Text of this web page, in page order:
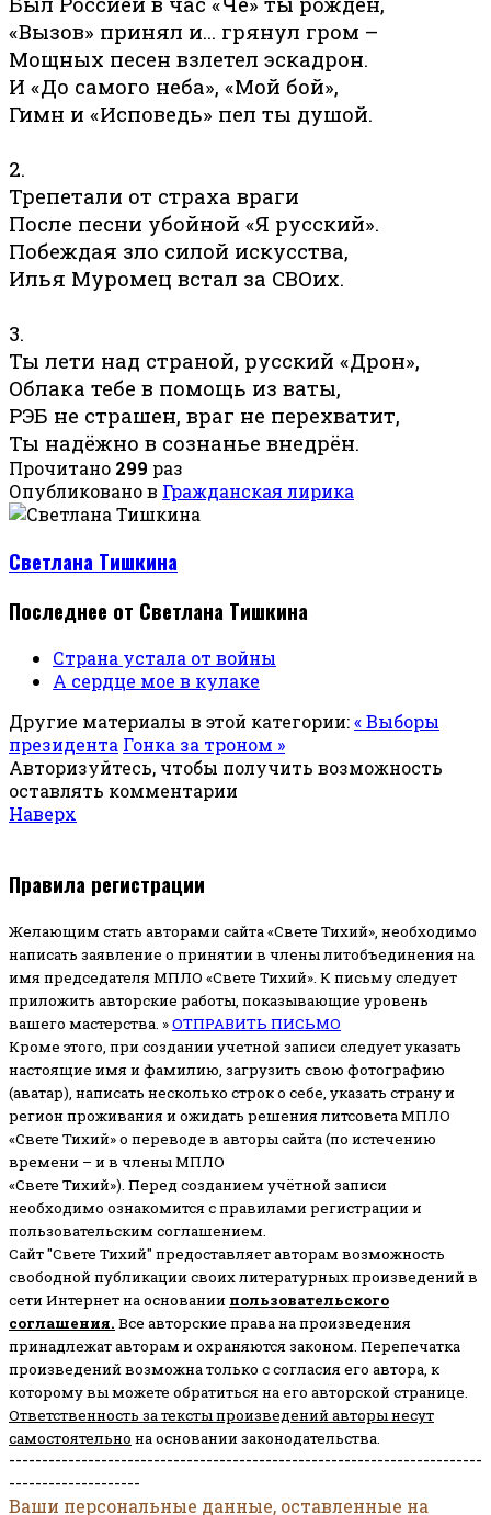
«Вызов» принял и… грянул гром –
Мощных песен взлетел эскадрон.
И «До самого неба», «Мой бой»,
Гимн и «Исповедь» пел ты душой.
2.
Трепетали от страха враги
После песни убойной «Я русский».
Побеждая зло силой искусства,
Илья Муромец встал за СВОих.
3.
Ты лети над страной, русский «Дрон»,
Облака тебе в помощь из ваты,
РЭБ не страшен, враг не перехватит,
Ты надёжно в сознанье внедрён.
Прочитано 299 раз
Опубликовано в Гражданская лирика
Светлана Тишкина
Последнее от Светлана Тишкина
Страна устала от войны
А сердце мое в кулаке
Другие материалы в этой категории:« Выборы
президента Гонка за троном »
Авторизуйтесь, чтобы получить возможность
оставлять комментарии
Наверх
Правила регистрации
Желающим стать авторами сайта «Свете Тихий», необходимо
написать заявление о принятии в члены литобъединения на
имя председателя МПЛО «Свете Тихий». К письму следует
приложить авторские работы, показывающие уровень
вашего мастерства. »ОТПРАВИТЬ ПИСЬМО
Кроме этого, при создании учетной записи следует указать
настоящие имя и фамилию, загрузить свою фотографию
(аватар), написать несколько строк о себе, указать страну и
регион проживания и ожидать решения литсовета МПЛО
«Свете Тихий» о переводе в авторы сайта (по истечению
времени – и в члены МПЛО
«Свете Тихий»). Перед созданием учётной записи
необходимо ознакомится с правилами регистрации и
пользовательским соглашением.
Сайт "Свете Тихий" предоставляет авторам возможность
свободной публикации своих литературных произведений в
сети Интернет на основании пользовательского
соглашения. Все авторские права на произведения
принадлежат авторам и охраняются законом. Перепечатка
произведений возможна только с согласия его автора, к
которому вы можете обратиться на его авторской странице.
Ответственность за тексты произведений авторы несут
самостоятельно на основании законодательства.
------------------------------------------------------------------------
--------------------
Ваши персональные данные, оставленные на